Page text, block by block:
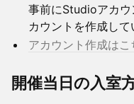
事前にStudioアカウ
カウントを作成して
アカウント作成はこ
開催当日の入室